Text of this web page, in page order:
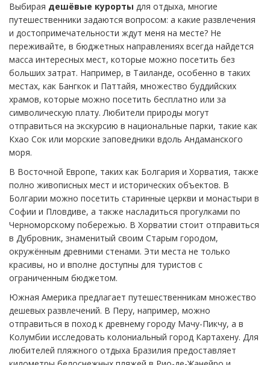
Выбирая дешёвые курорты для отдыха, многие
путешественники задаются вопросом: а какие развлечения
и достопримечательности ждут меня на месте? Не
переживайте, в бюджетных направлениях всегда найдется
масса интересных мест, которые можно посетить без
больших затрат. Например, в Таиланде, особенно в таких
местах, как Бангкок и Паттайя, множество буддийских
храмов, которые можно посетить бесплатно или за
символическую плату. Любители природы могут
отправиться на экскурсию в национальные парки, такие как
Кхао Сок или морские заповедники вдоль Андаманского
моря.
В Восточной Европе, таких как Болгария и Хорватия, также
полно живописных мест и исторических объектов. В
Болгарии можно посетить старинные церкви и монастыри в
Софии и Пловдиве, а также насладиться прогулками по
Черноморскому побережью. В Хорватии стоит отправиться
в Дубровник, знаменитый своим Старым городом,
окружённым древними стенами. Эти места не только
красивы, но и вполне доступны для туристов с
ограниченным бюджетом.
Южная Америка предлагает путешественникам множество
дешевых развлечений. В Перу, например, можно
отправиться в поход к древнему городу Мачу-Пикчу, а в
Колумбии исследовать колониальный город Картахену. Для
любителей пляжного отдыха Бразилия предоставляет